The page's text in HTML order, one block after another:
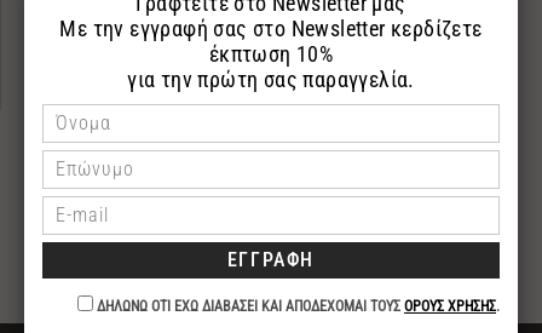
ΠΛΗΡΩΜΗ
100mlAfter Shave
Ελαφριά σύνθεση σε μορφή gel για μετά το
ξύρισμα,χωρίς οινόπνευμα.Καταπραϋνει κοκκινίλες
χάρις στην παρουσία της αλόης.Το εκχύλισμα
αγγουριού δίνει μια αίσθησης δροσιάς και